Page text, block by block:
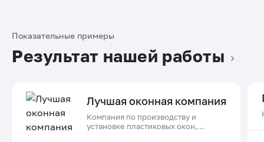
Показательные примеры
Результат нашей работы
Лучшая оконная компания
Компания по производству и
установке пластиковых окон,